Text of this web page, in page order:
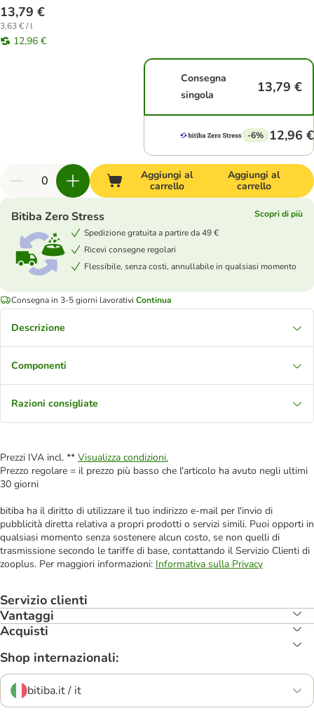
13,79 €
3,63 € / l
12,96 €
Consegna
singola
13,79 €
-6% 12,96 €
Aggiungi al
carrello
Aggiungi al
carrello
Bitiba Zero Stress
Scopri di più
Spedizione gratuita a partire da 49 €
Ricevi consegne regolari
Flessibile, senza costi, annullabile in qualsiasi momento
Consegna in 3-5 giorni lavorativi Continua
Descrizione
Componenti
Razioni consigliate
Prezzi IVA incl. ** Visualizza condizioni.
Prezzo regolare = il prezzo più basso che l'articolo ha avuto negli ultimi
30 giorni
bitiba ha il diritto di utilizzare il tuo indirizzo e-mail per l'invio di
pubblicità diretta relativa a propri prodotti o servizi simili. Puoi opporti in
qualsiasi momento senza sostenere alcun costo, se non quelli di
trasmissione secondo le tariffe di base, contattando il Servizio Clienti di
zooplus. Per maggiori informazioni: Informativa sulla Privacy
Servizio clienti
Vantaggi
Acquisti
Shop internazionali:
bitiba.it / it